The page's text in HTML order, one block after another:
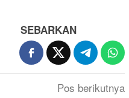
SEBARKAN
Pos berikutnya